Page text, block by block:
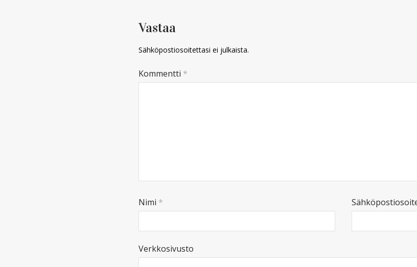
Vastaa
Sähköpostiosoitettasi ei julkaista.
Kommentti *
Nimi *
Verkkosivusto